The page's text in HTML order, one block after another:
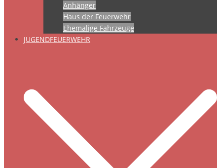
Anhänger
Haus der Feuerwehr
Ehemalige Fahrzeuge
JUGENDFEUERWEHR